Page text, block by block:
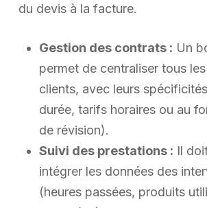
du devis à la facture.
Gestion des contrats : Un
permet de centraliser tous
clients, avec leurs
durée, tarifs horaires ou au
de révision).
Suivi des prestations : Il
intégrer les données des
(heures passées, produits